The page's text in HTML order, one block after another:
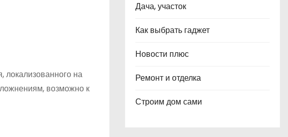
локализованного на
возможно к
Дача, участок
Как выбрать гаджет
Новости плюс
Ремонт и отделка
Строим дом сами